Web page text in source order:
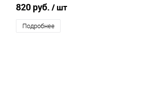
820 руб. / шт
Подробнее